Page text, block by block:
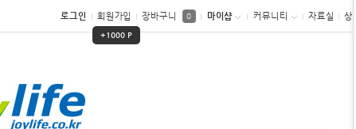
로그인 회원가입
+1000 P
장바구니 0 마이샵 커뮤니티 자료실 상